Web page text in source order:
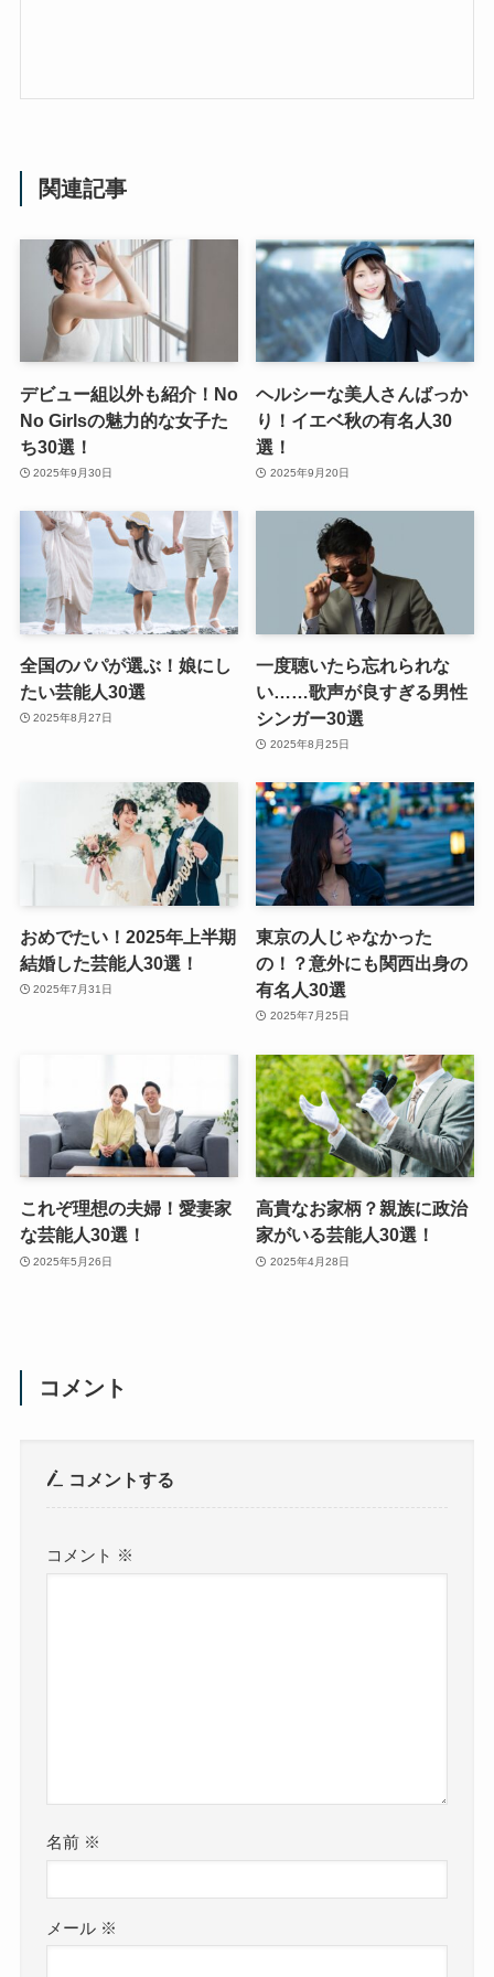
関連記事
デビュー組以外も紹介！No
No Girlsの魅力的な女子た
ち30選！
2025年9月30日
ヘルシーな美人さんばっか
り！イエベ秋の有名人30
選！
2025年9月20日
全国のパパが選ぶ！娘にし
たい芸能人30選
2025年8月27日
一度聴いたら忘れられな
い……歌声が良すぎる男性
シンガー30選
2025年8月25日
おめでたい！2025年上半期
結婚した芸能人30選！
2025年7月31日
東京の人じゃなかった
の！？意外にも関西出身の
有名人30選
2025年7月25日
これぞ理想の夫婦！愛妻家
な芸能人30選！
2025年5月26日
高貴なお家柄？親族に政治
家がいる芸能人30選！
2025年4月28日
コメント
コメントする
コメント ※
名前 ※
メール ※